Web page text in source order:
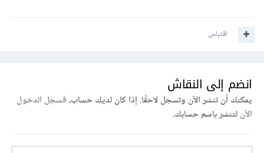
اقتباس
انضم إلى النقاش
يمكنك أن تنشر الآن وتسجل لاحقًا. إذا كان لديك حساب،فسجل الدخول
الآنلتنشر باسم حسابك.